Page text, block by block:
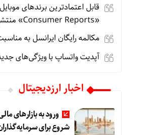
قابل اعتمادترین برندهای
«Consumer Reports» منتشر شد
مکالمه رایگان ایرانسل به
آپدیت‌ واتساپ با ویژگی‌های
اخبار ارزدیجیتال
ورود به بازارهای
شروع برای